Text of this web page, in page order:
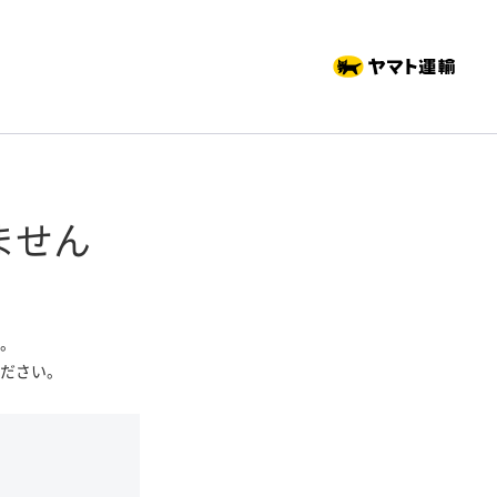
せん
さい。